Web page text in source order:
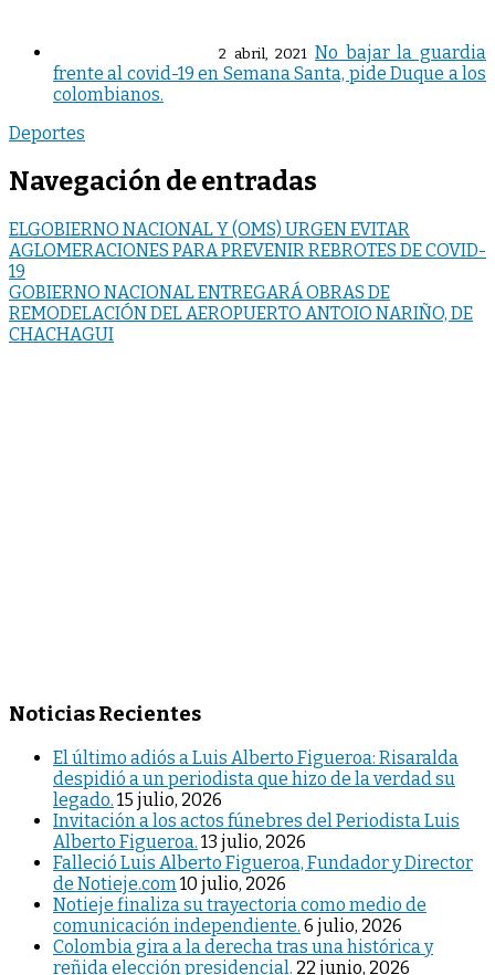
2 abril, 2021 No bajar la guardia
frente al covid-19 en Semana Santa, pide Duque a los
colombianos.
Deportes
Navegación de entradas
ELGOBIERNO NACIONAL Y (OMS) URGEN EVITAR
AGLOMERACIONES PARA PREVENIR REBROTES DE COVID-
19
GOBIERNO NACIONAL ENTREGARÁ OBRAS DE
REMODELACIÓN DEL AEROPUERTO ANTOIO NARIÑO, DE
CHACHAGUI
Noticias Recientes
El último adiós a Luis Alberto Figueroa: Risaralda
despidió a un periodista que hizo de la verdad su
legado. 15 julio, 2026
Invitación a los actos fúnebres del Periodista Luis
Alberto Figueroa. 13 julio, 2026
Falleció Luis Alberto Figueroa, Fundador y Director
de Notieje.com 10 julio, 2026
Notieje finaliza su trayectoria como medio de
comunicación independiente. 6 julio, 2026
Colombia gira a la derecha tras una histórica y
reñida elección presidencial. 22 junio, 2026